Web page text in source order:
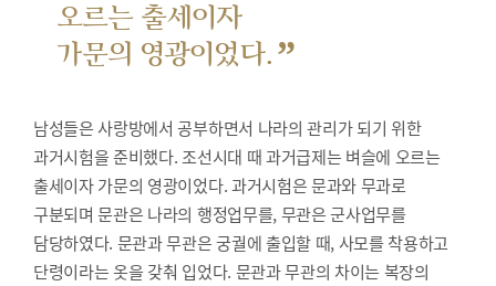
오르는 출세이자
가문의 영광이었다. ”
남성들은 사랑방에서 공부하면서 나라의 관리가 되기 위한
과거시험을 준비했다.조선시대 때 과거급제는 벼슬에 오르는
출세이자 가문의 영광이었다. 과거시험은 문과와 무과로
구분되며 문관은 나라의 행정업무를, 무관은 군사업무를
담당하였다. 문관과 무관은 궁궐에 출입할 때, 사모를 착용하고
단령이라는 옷을 갖춰 입었다. 문관과 무관의 차이는 복장의